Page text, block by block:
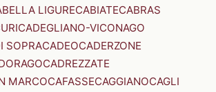
LIGURECABIATECABRAS
CADEGLIANO-VICONAGO
SOPRACADEOCADERZONE
CADREZZATE
MARCOCAFASSECAGGIANOCAGLI